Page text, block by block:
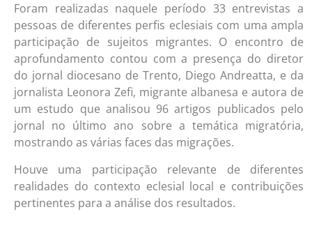
Foram realizadas naquele período 33 entrevistas a
pessoas de diferentes perfis eclesiais com uma ampla
participação de sujeitos migrantes. O encontro de
aprofundamento contou com a presença do diretor
do jornal diocesano de Trento, Diego Andreatta, e da
jornalista Leonora Zefi, migrante albanesa e autora de
um estudo que analisou 96 artigos publicados pelo
jornal no último ano sobre a temática migratória,
mostrando as várias faces das migrações.
Houve uma participação relevante de diferentes
realidades do contexto eclesial local e contribuições
pertinentes para a análise dos resultados.